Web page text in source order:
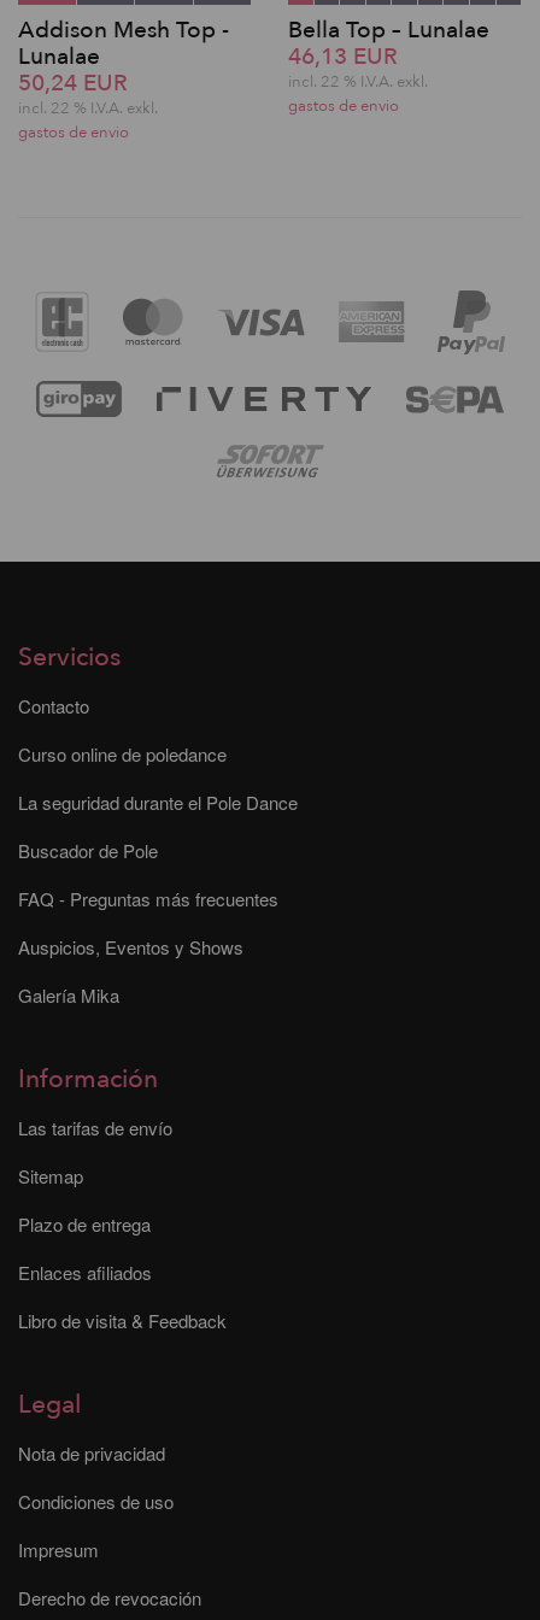
Addison Mesh Top -
Lunalae
50,24 EUR
incl. 22 % I.V.A. exkl.
gastos de envio
Bella Top – Lunalae
46,13 EUR
incl. 22 % I.V.A. exkl.
gastos de envio
Servicios
Contacto
Curso online de poledance
La seguridad durante el Pole Dance
Buscador de Pole
FAQ - Preguntas más frecuentes
Auspicios, Eventos y Shows
Galería Mika
Información
Las tarifas de envío
Sitemap
Plazo de entrega
Enlaces afiliados
Libro de visita & Feedback
Legal
Nota de privacidad
Condiciones de uso
Impresum
Derecho de revocación